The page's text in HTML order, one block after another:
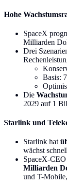
Hohe
SpaceX
Milliarden
Drei
Basis:
Die
2029 auf 1
Starlink und
Starlink hat
wächst
SpaceX-
Milliarden
und T-